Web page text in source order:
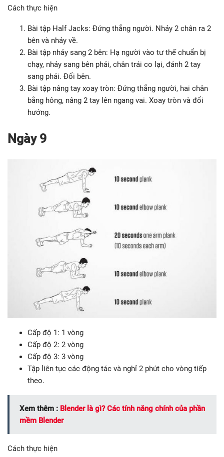
Cách thực hiện
Bài tập Half Jacks: Đứng thẳng người. Nhảy 2 chân ra 2
bên và nhảy về.
Bài tập nhảy sang 2 bên: Hạ người vào tư thế chuẩn bị
chạy, nhảy sang bên phải, chân trái co lại, đánh 2 tay
sang phải. Đổi bên.
Bài tập nâng tay xoay tròn: Đứng thẳng người, hai chân
bằng hông, nâng 2 tay lên ngang vai. Xoay tròn và đổi
hướng.
Ngày 9
Cấp độ 1: 1 vòng
Cấp độ 2: 2 vòng
Cấp độ 3: 3 vòng
Tập liên tục các động tác và nghỉ 2 phút cho vòng tiếp
theo.
Xem thêm : Blender là gì? Các tính năng chính của phần
mềm Blender
Cách thực hiện